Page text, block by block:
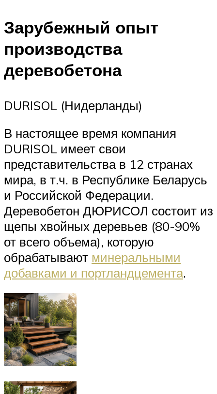
Зарубежный опыт
производства
деревобетона
DURISOL (Нидерланды)
В настоящее время компания
DURISOL имеет свои
представительства в 12 странах
мира, в т.ч. в Республике Беларусь
и Российской Федерации.
Деревобетон ДЮРИСОЛ состоит из
щепы хвойных деревьев (80-90%
от всего объема), которую
обрабатывают минеральными
добавками и портландцемента.